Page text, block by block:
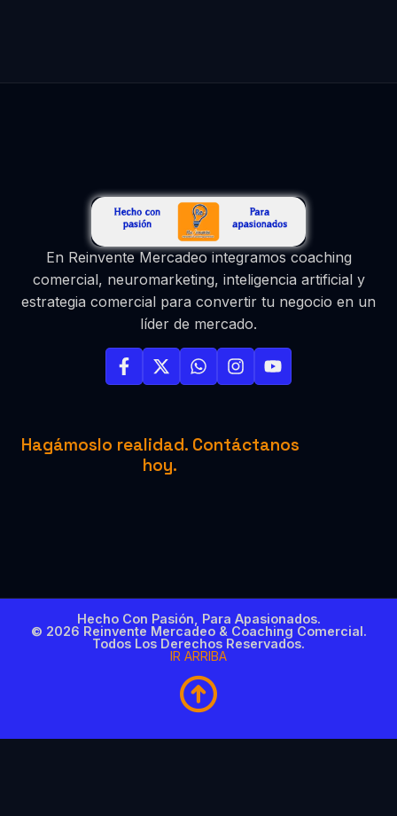
En Reinvente Mercadeo integramos coaching
comercial, neuromarketing, inteligencia artificial y
estrategia comercial para convertir tu negocio en un
líder de mercado.
Hagámoslo realidad. Contáctanos
hoy.
Hecho Con Pasión, Para Apasionados.
© 2026 Reinvente Mercadeo & Coaching Comercial.
Todos Los Derechos Reservados.
IR ARRIBA